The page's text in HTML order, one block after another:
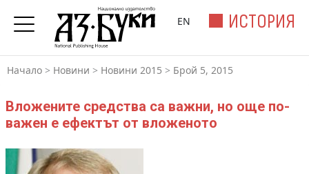
ИСТОРИЯ
EN
Начало > Новини > Новини 2015 > Брой 5, 2015
Вложените средства са важни, но още по-
важен е ефектът от вложеното